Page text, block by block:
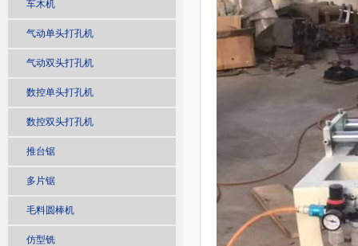
车木机
气动单头打孔机
气动双头打孔机
数控单头打孔机
数控双头打孔机
推台锯
多片锯
毛料圆棒机
仿型铣